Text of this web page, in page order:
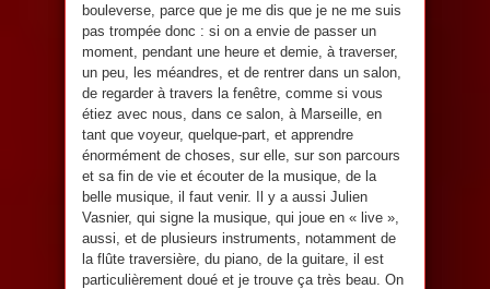
bouleverse, parce que je me dis que je ne me suis
pas trompée donc : si on a envie de passer un
moment, pendant une heure et demie, à traverser,
un peu, les méandres, et de rentrer dans un salon,
de regarder à travers la fenêtre, comme si vous
étiez avec nous, dans ce salon, à Marseille, en
tant que voyeur, quelque-part, et apprendre
énormément de choses, sur elle, sur son parcours
et sa fin de vie et écouter de la musique, de la
belle musique, il faut venir. Il y a aussi Julien
Vasnier, qui signe la musique, qui joue en « live »,
aussi, et de plusieurs instruments, notamment de
la flûte traversière, du piano, de la guitare, il est
particulièrement doué et je trouve ça très beau. On